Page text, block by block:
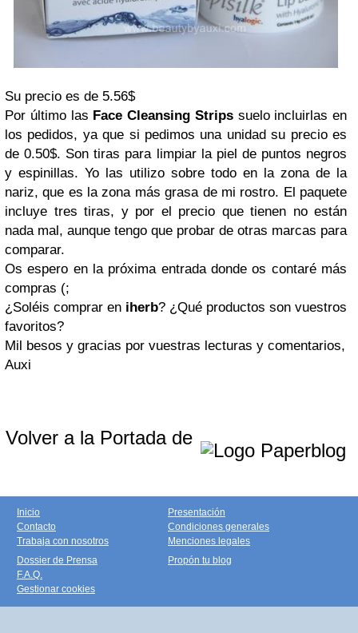
Su precio es de 5.56$
Por último las Face Cleansing Stripssuelo incluirlas en
los pedidos, ya que si pedimos una unidad su precio es
de 0.50$. Son tiras para limpiar la piel de puntos negros
y espinillas. Yo las utilizo sobre todo en la zona de la
nariz, que es la zona más grasa de mi rostro. El paquete
incluye tres tiras, y por el precio que tienen no están
nada mal, aunque tengo que probar de otras marcas para
comparar.
Os espero en la próxima entrada donde os contaré más
compras (;
¿Soléis comprar en iherb? ¿Qué productos son vuestros
favoritos?
Mil besos y gracias por vuestras lecturas y comentarios,
Auxi
Volver a la Portada de
Inicio
Contacto
Trabaja con nosotros
Presentación
Condiciones generales
Menciones legales
Dossier de Prensa
F.A.Q.
Gestionar cookies
Propón tu blog